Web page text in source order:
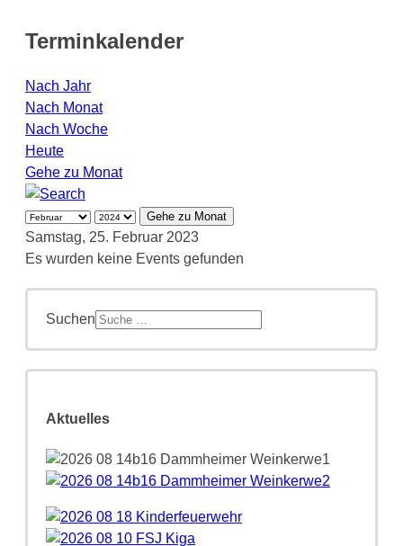
Terminkalender
Nach Jahr
Nach Monat
Nach Woche
Heute
Gehe zu Monat
Gehe zu Monat
Samstag, 25. Februar 2023
Es wurden keine Events gefunden
Suchen
Aktuelles